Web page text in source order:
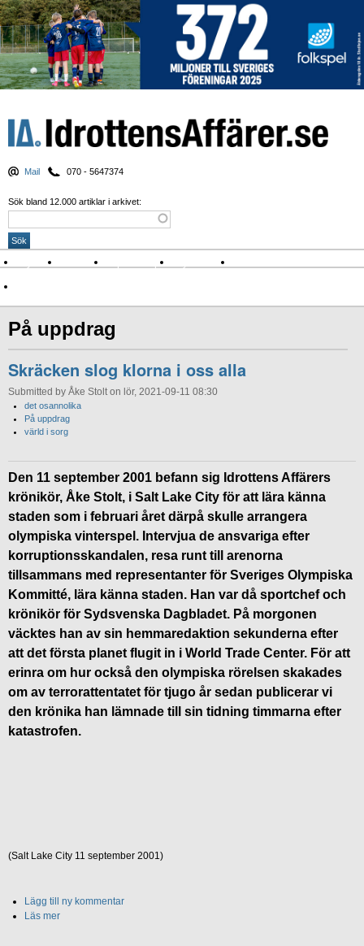
Mail 070 - 5647374
Sök bland 12.000 artiklar i arkivet:
Nyheter Krönikor Sport & spel Nyhetsbrev
På uppdrag
Skräcken slog klorna i oss alla
Submitted by Åke Stolt on lör, 2021-09-11 08:30
det osannolika
På uppdrag
värld i sorg
Den 11 september 2001 befann sig Idrottens Affärers
krönikör, Åke Stolt, i Salt Lake City för att lära känna
staden som i februari året därpå skulle arrangera
olympiska vinterspel. Intervjua de ansvariga efter
korruptionsskandalen, resa runt till arenorna
tillsammans med representanter för Sveriges Olympiska
Kommitté, lära känna staden. Han var då sportchef och
krönikör för Sydsvenska Dagbladet. På morgonen
väcktes han av sin hemmaredaktion sekunderna efter
att det första planet flugit in i World Trade Center. För att
erinra om hur också den olympiska rörelsen skakades
om av terrorattentatet för tjugo år sedan publicerar vi
den krönika han lämnade till sin tidning timmarna efter
katastrofen.
(Salt Lake City 11 september 2001)
Lägg till ny kommentar
Läs mer